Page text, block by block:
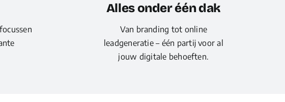
Alles onder één dak
Van branding tot online
leadgeneratie – één partij voor al
jouw digitale behoeften.